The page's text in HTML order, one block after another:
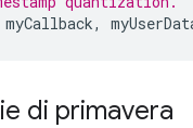
myCallback,
di primavera